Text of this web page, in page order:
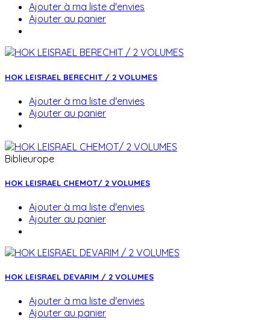
Ajouter à ma liste d'envies
Ajouter au panier
HOK LEISRAEL BERECHIT / 2 VOLUMES
Ajouter à ma liste d'envies
Ajouter au panier
Biblieurope
HOK LEISRAEL CHEMOT/ 2 VOLUMES
Ajouter à ma liste d'envies
Ajouter au panier
HOK LEISRAEL DEVARIM / 2 VOLUMES
Ajouter à ma liste d'envies
Ajouter au panier